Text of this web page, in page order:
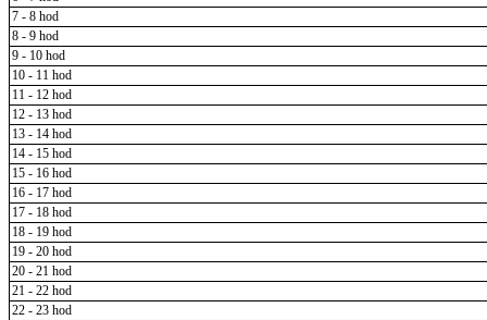
7 - 8 hod
8 - 9 hod
9 - 10 hod
10 - 11 hod
11 - 12 hod
12 - 13 hod
13 - 14 hod
14 - 15 hod
15 - 16 hod
16 - 17 hod
17 - 18 hod
18 - 19 hod
19 - 20 hod
20 - 21 hod
21 - 22 hod
22 - 23 hod